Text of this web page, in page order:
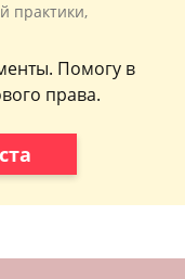
практики,
Помогу в
права.